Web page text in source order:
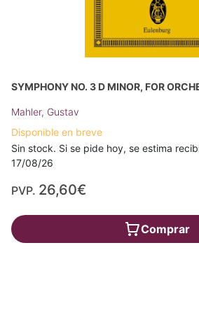
SYMPHONY NO. 3 D MINOR, FOR
Mahler, Gustav
Disponible en breve
Sin stock. Si se pide hoy, se estima
17/08/26
PVP. 26,60€
Comprar